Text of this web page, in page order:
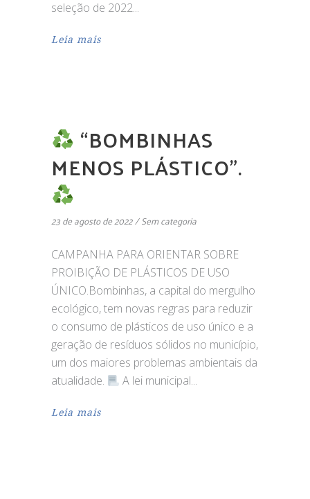
seleção de 2022
Leia mais
“BOMBINHAS
MENOS PLÁSTICO”.
23 de agosto de 2022 Sem categoria
CAMPANHA PARA ORIENTAR SOBRE
PROIBIÇÃO DE PLÁSTICOS DE USO
ÚNICO.Bombinhas, a capital do mergulho
ecológico, tem novas regras para reduzir
o consumo de plásticos de uso único e a
geração de resíduos sólidos no município,
um dos maiores problemas ambientais da
atualidade.
A lei municipal
Leia mais